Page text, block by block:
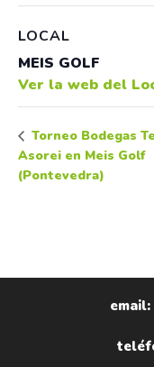
LOCAL
MEIS GOLF
Ver la web del
Torneo Bodegas
Asorei en Meis Golf
(Pontevedra)